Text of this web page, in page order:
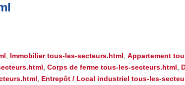
Immobilier tous-les-secteurs.html Appartement
Corps de ferme tous-les-secteurs.html
Entrepôt / Local industriel tous-les-